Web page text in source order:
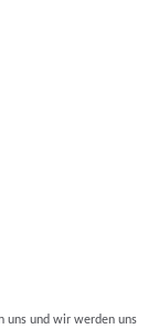
uns und wir werden uns